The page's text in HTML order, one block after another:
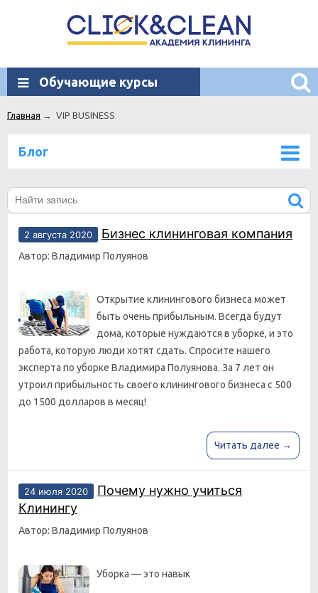
Обучающие курсы
Главная → VIP BUSINESS
Блог
2 августа 2020 Бизнес клининговая компания
Автор: Владимир Полуянов
Открытие клинингового бизнеса может
быть очень прибыльным. Всегда будут
дома, которые нуждаются в уборке, и это
работа, которую люди хотят сдать. Спросите нашего
эксперта по уборке Владимира Полуянова. За 7 лет он
утроил прибыльность своего клинингового бизнеса с 500
до 1500 долларов в месяц!
Читать далее →
24 июля 2020
Почему нужно учиться
Клинингу
Автор: Владимир Полуянов
Уборка — это навык